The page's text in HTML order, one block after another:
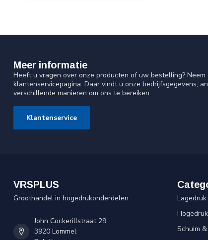
Meer informatie
Heeft u vragen over onze producten of uw bestelling? Neem
klantenservicepagina. Daar vindt u onze bedrijfsgegevens,
verschillende manieren om ons te bereiken.
Klantenservice
VRSPLUS
Groothandel in hogedrukonderdelen
John Cockerillstraat 29
3920 Lommel
Lagedruk
Hogedruk
Schuim